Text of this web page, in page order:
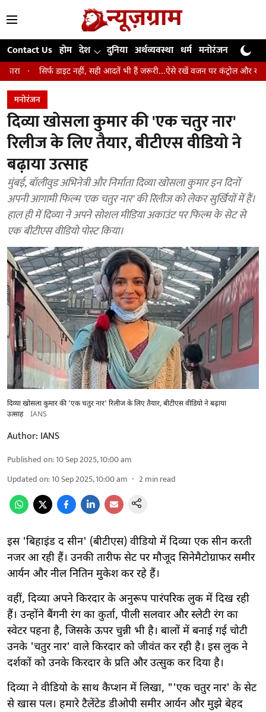
Contact Us होम देश दुनिया अर्थव्यवस्था धर्म मनोरंजन खेल
डाइट नहीं, सही आदतें भी हैं जरूरी...ऐसे रखें वजन पर कंट्रोल और रहें लंबे समय तक
मनोरंजन
दिव्या खोसला कुमार की 'एक चतुर नार'
रिलीज के लिए तैयार, बीटीएस वीडियो ने
बढ़ाया उत्साह
मुंबई, बॉलीवुड अभिनेत्री और निर्माता दिव्या खोसला कुमार इन दिनों
अपनी आगामी फिल्म 'एक चतुर नार' की रिलीज को लेकर सुर्खियों में हैं।
हाल ही में दिव्या ने अपने सोशल मीडिया अकाउंट पर फिल्म के सेट से
एक बीटीएस वीडियो पोस्ट किया।
दिव्या खोसला कुमार की 'एक चतुर नार' रिलीज के लिए तैयार, बीटीएस वीडियो ने बढ़ाया
उत्साह
IANS
Author: IANS
Published on:10 Sep 2025, 10:00 am
Updated on:10 Sep 2025, 10:00 am 2min read
इस 'बिहाइंड द सीन' (बीटीएस) वीडियो में दिव्या एक सीन करती
नजर आ रही हैं। उनकी तारीफ सेट पर मौजूद सिनेमैटोग्राफर समीर
आर्यन और नील नितिन मुकेश कर रहे हैं।
वहीं, दिव्या अपने किरदार के अनुरूप पारंपरिक लुक में दिख रही
हैं। उन्होंने बैंगनी रंग का कुर्ता, पीली सलवार और स्लेटी रंग का
स्वेटर पहना है, जिसके ऊपर चुन्नी भी है। बालों में बनाई गई चोटी
उनके 'चतुर नार' वाले किरदार को जीवंत कर रही है। इस लुक ने
दर्शकों को उनके किरदार के प्रति और उत्सुक कर दिया है।
दिव्या ने वीडियो के साथ कैप्शन में लिखा, "'एक चतुर नार' के सेट
से खास पल। हमारे टैलेंटेड डीओपी समीर आर्यन और मुझे बेहद